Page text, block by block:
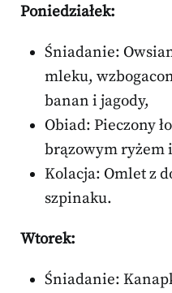
Poniedziałek:
Śniadanie:
mleku,
banan i jagody,
Obiad: Pieczony
brązowym ryżem
Kolacja: Omlet z
szpinaku.
Wtorek:
Śniadanie: